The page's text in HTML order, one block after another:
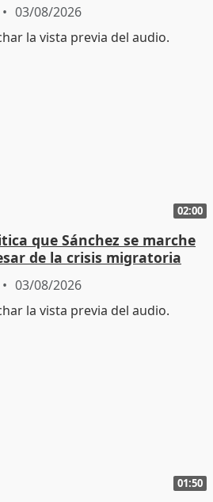
03/08/2026
02:00
que Sánchez se marche
de la crisis migratoria
03/08/2026
01:50